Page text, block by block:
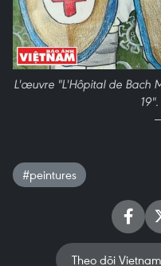
L'œuvre "L'Hôpital de Bach
#peintures
Theo dõi